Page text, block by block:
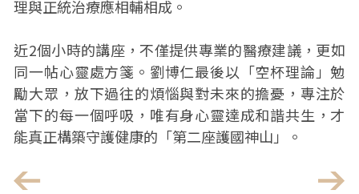
理與正統治療應相輔相成。
近2個小時的講座，不僅提供專業的醫療建議，更如
同一帖心靈處方箋。劉博仁最後以「空杯理論」勉
勵大眾，放下過往的煩惱與對未來的擔憂，專注於
當下的每一個呼吸，唯有身心靈達成和諧共生，才
能真正構築守護健康的「第二座護國神山」。